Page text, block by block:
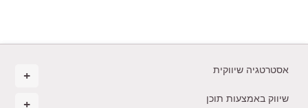
אסטרטגיה שיווקית
שיווק באמצעות תוכן